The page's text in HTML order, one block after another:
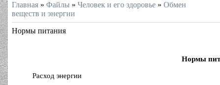
Главная » Файлы » Человек и его здоровье » Обмен
веществ и энергии
Нормы питания
Нормы
Расход энергии